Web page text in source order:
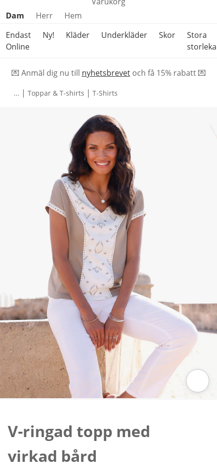
Hoppa över produktkategorier
Dam Herr
Hem
Endast
Online
Ny! Kläder Underkläder Skor
Stora
💌 Anmäl dig nu till nyhetsbrevetoch få 15% rabatt 💌
... | Toppar & T-shirts | T-Shirts
V-ringad topp med
virkad bård